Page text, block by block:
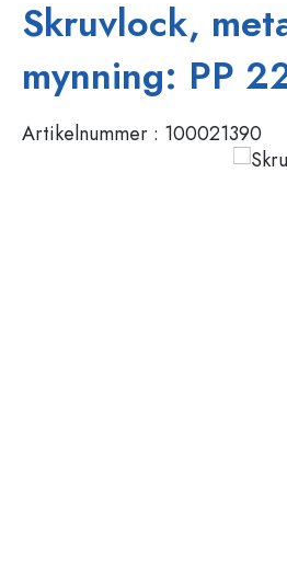
Förvaringsbehållare
Porslin
Behållare för kosmetika
Skruvlock,
mynning: PP
Artikelnummer : 100021390